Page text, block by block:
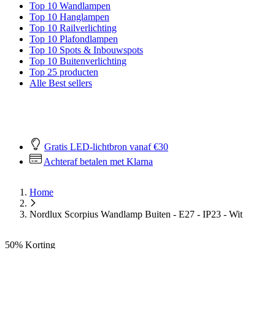
Top 10 Wandlampen
Top 10 Hanglampen
Top 10 Railverlichting
Top 10 Plafondlampen
Top 10 Spots & Inbouwspots
Top 10 Buitenverlichting
Top 25 producten
Alle Best sellers
Gratis LED-lichtbron vanaf €30
Achteraf betalen met Klarna
Home
Nordlux Scorpius Wandlamp Buiten - E27 - IP23 - Wit
50% Korting